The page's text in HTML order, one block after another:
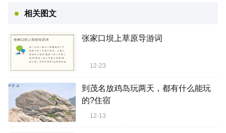
相关图文
张家口坝上草原导游词
12-23
到茂名放鸡岛玩两天，都有什么能玩
的?住宿
12-13